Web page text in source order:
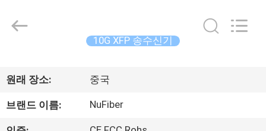
제
Technology
Co.,Ltd.
ECER
10G XFP 송수신기
원래 장소: 중국
브랜드 이름: NuFiber